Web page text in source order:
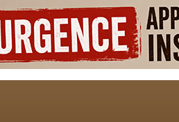
3
Odaya vient
2 personnes
13